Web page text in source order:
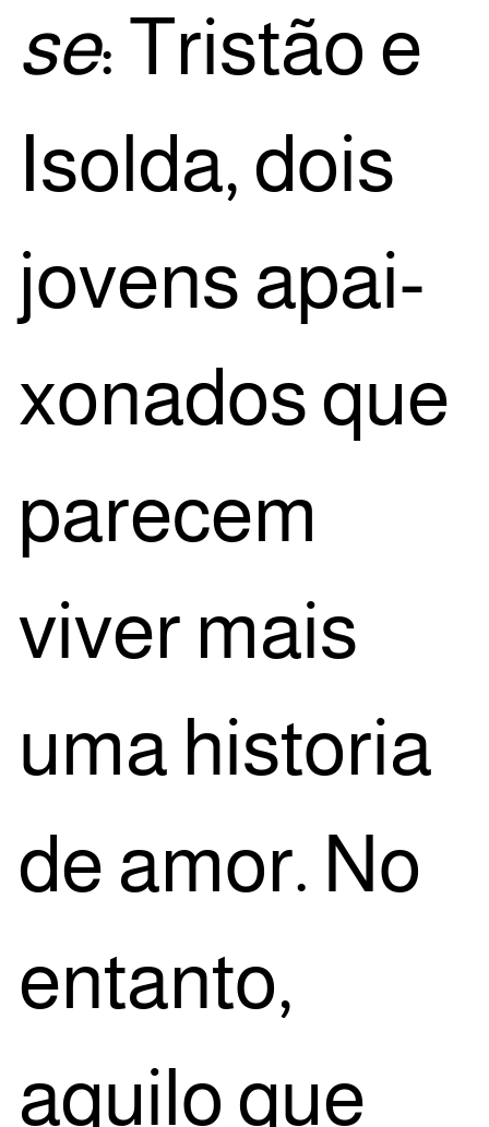
se: Tris­tão e
Isol­da, dois
jovens apai­
xo­na­dos que
pare­cem
viver mais
uma his­to­ria
de amor. No
entan­to,
aqui­lo que